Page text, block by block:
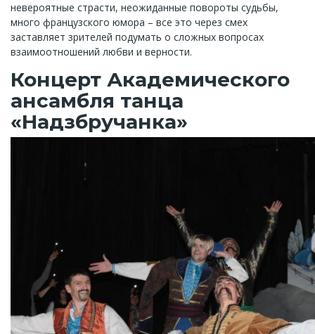
невероятные страсти, неожиданные повороты судьбы,
много французского юмора – все это через смех
заставляет зрителей подумать о сложных вопросах
взаимоотношений любви и верности.
Концерт Академического
ансамбля танца
«Надзбручанка»